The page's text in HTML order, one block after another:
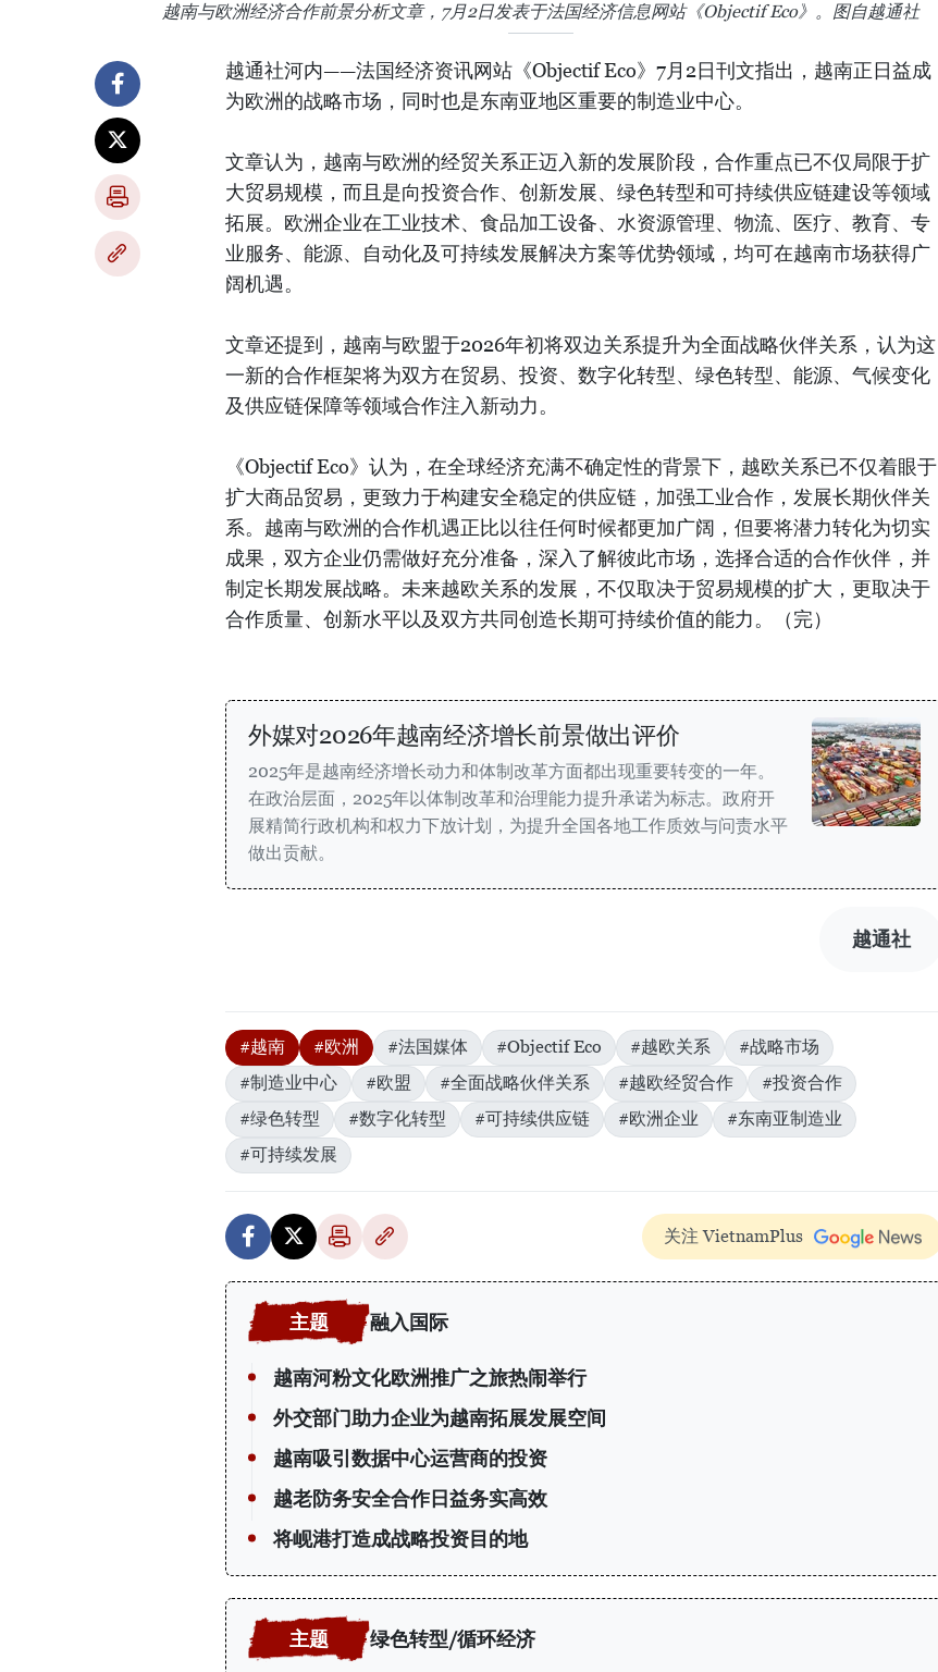
越南与欧洲经济合作前景分析文章，7月2日发表于法国经济信息网站《Objectif Eco》。图自越通社
越通社河内——法国经济资讯网站《Objectif Eco》7月2日刊文指出，越南正日益成
为欧洲的战略市场，同时也是东南亚地区重要的制造业中心。
文章认为，越南与欧洲的经贸关系正迈入新的发展阶段，合作重点已不仅局限于扩
大贸易规模，而且是向投资合作、创新发展、绿色转型和可持续供应链建设等领域
拓展。欧洲企业在工业技术、食品加工设备、水资源管理、物流、医疗、教育、专
业服务、能源、自动化及可持续发展解决方案等优势领域，均可在越南市场获得广
阔机遇。
文章还提到，越南与欧盟于2026年初将双边关系提升为全面战略伙伴关系，认为这
一新的合作框架将为双方在贸易、投资、数字化转型、绿色转型、能源、气候变化
及供应链保障等领域合作注入新动力。
《Objectif Eco》认为，在全球经济充满不确定性的背景下，越欧关系已不仅着眼于
扩大商品贸易，更致力于构建安全稳定的供应链，加强工业合作，发展长期伙伴关
系。越南与欧洲的合作机遇正比以往任何时候都更加广阔，但要将潜力转化为切实
成果，双方企业仍需做好充分准备，深入了解彼此市场，选择合适的合作伙伴，并
制定长期发展战略。未来越欧关系的发展，不仅取决于贸易规模的扩大，更取决于
合作质量、创新水平以及双方共同创造长期可持续价值的能力。（完）
外媒对2026年越南经济增长前景做出评价
2025年是越南经济增长动力和体制改革方面都出现重要转变的一年。
在政治层面，2025年以体制改革和治理能力提升承诺为标志。政府开
展精简行政机构和权力下放计划，为提升全国各地工作质效与问责水平
做出贡献。
越通社
#越南 #欧洲 #法国媒体 #Objectif Eco #越欧关系
#战略市场
#制造业中心
#欧盟 #全面战略伙伴关系 #越欧经贸合作
#投资合作
#绿色转型
#数字化转型 #可持续供应链 #欧洲企业
#东南亚制造业
#可持续发展
关注 VietnamPlus
融入国际
越南河粉文化欧洲推广之旅热闹举行
外交部门助力企业为越南拓展发展空间
越南吸引数据中心运营商的投资
越老防务安全合作日益务实高效
将岘港打造成战略投资目的地
绿色转型/循环经济